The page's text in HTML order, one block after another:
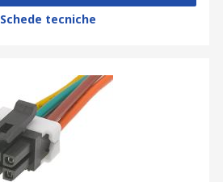
Schede tecniche